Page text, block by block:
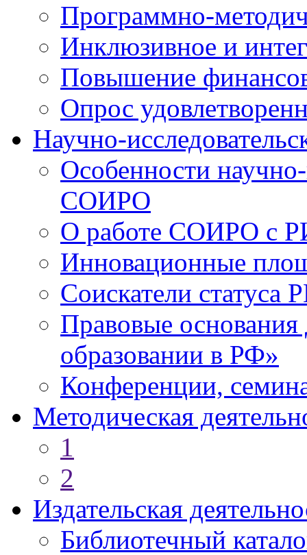
Программно-
Инклюзивное и
Повышение
Опрос
Научно-
Особенности
СОИРО
О работе СОИРО с
Инновационные
Соискатели статуса
Правовые
образовании в РФ»
Конференции,
Методическая
1
2
Издательская
Библиотечный